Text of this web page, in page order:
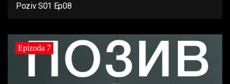
Poziv S01 Ep08
Epizoda 7